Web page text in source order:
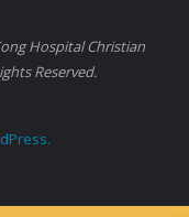
Hospital Christian
Reserved.